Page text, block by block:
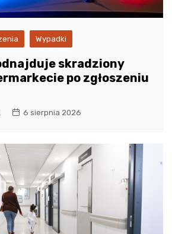
Wypadki
skradziony
po zgłoszeniu
6 sierpnia 2026